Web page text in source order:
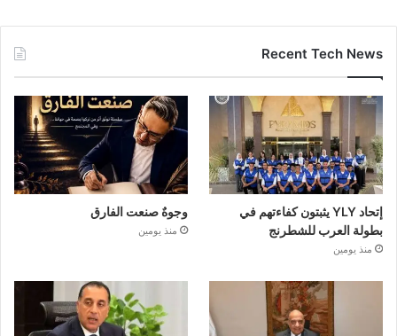
Recent Tech News
إتحاد YLY يثبتون كفاءتهم في
بطولة العرب للشطرنج
منذ يومين
وجوهٌ صنعت الفارق
منذ يومين